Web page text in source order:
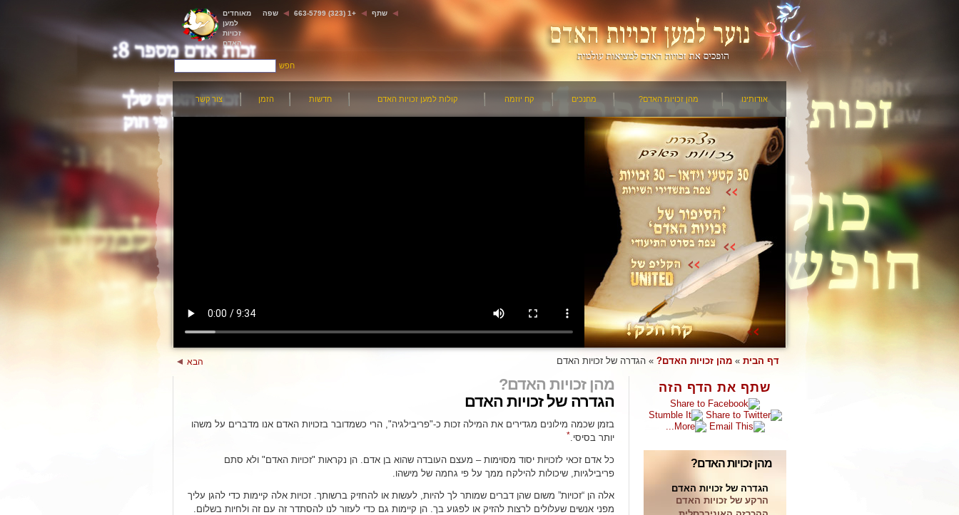
שתף +1 (323) 663-5799 שפה
מאוחדים
למען
זכויות
האדם
חפש
אודותינו מהן זכויות האדם? מחנכים קח יוזמה קולות למען זכויות האדם חדשות הזמן צור קשר
דף הבית » מהן זכויות האדם? » הגדרה של זכויות האדם הבא
שתף את הדף הזה
מהן זכויות האדם?
הגדרה של זכויות האדם
הרקע של זכויות האדם
מהן זכויות האדם?
הגדרה של זכויות האדם
בזמן שכמה מילונים מגדירים את המילה זכות כ-"פריבילגיה", הרי כשמדובר בזכויות האדם אנו מדברים על משהו
יותר בסיסי.*
כל אדם זכאי לזכויות יסוד מסוימות – מעצם העובדה שהוא בן אדם. הן נקראות "זכויות האדם" ולא סתם
פריבילגיות, שיכולות להילקח ממך על פי גחמה של מישהו.
אלה הן “זכויות” משום שהן דברים שמותר לך להיות, לעשות או להחזיק ברשותך. זכויות אלה קיימות כדי להגן עליך
מפני אנשים שעלולים לרצות להזיק או לפגוע בך. הן קיימות גם כדי לעזור לנו להסתדר זה עם זה ולחיות בשלום.